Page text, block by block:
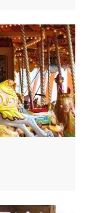
musicales,
dansantes.